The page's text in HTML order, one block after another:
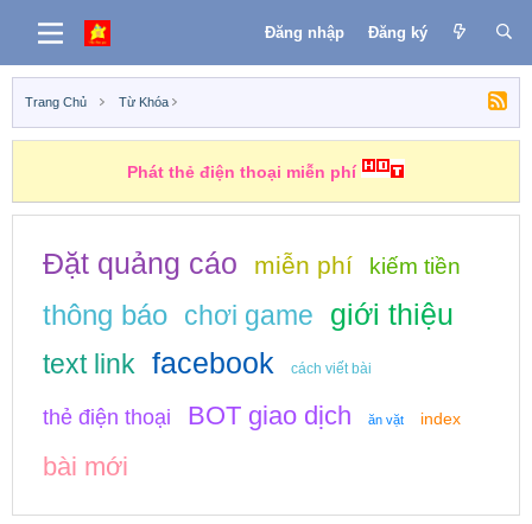
Đăng nhập Đăng ký
Trang Chủ Từ Khóa
Phát thẻ điện thoại miễn phí
Đặt quảng cáo miễn phí kiếm tiền
thông báo chơi game giới thiệu
text link facebook cách viết bài
thẻ điện thoại BOT giao dịch ăn vặt index
bài mới